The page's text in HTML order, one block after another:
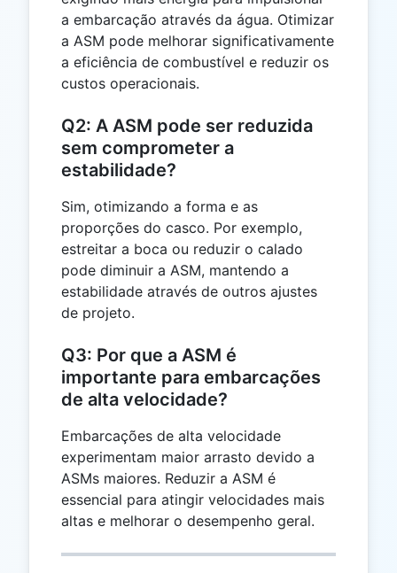
a embarcação através da água. Otimizar
a ASM pode melhorar significativamente
a eficiência de combustível e reduzir os
custos operacionais.
Q2: A ASM pode ser reduzida
sem comprometer a
estabilidade?
Sim, otimizando a forma e as
proporções do casco. Por exemplo,
estreitar a boca ou reduzir o calado
pode diminuir a ASM, mantendo a
estabilidade através de outros ajustes
de projeto.
Q3: Por que a ASM é
importante para embarcações
de alta velocidade?
Embarcações de alta velocidade
experimentam maior arrasto devido a
ASMs maiores. Reduzir a ASM é
essencial para atingir velocidades mais
altas e melhorar o desempenho geral.